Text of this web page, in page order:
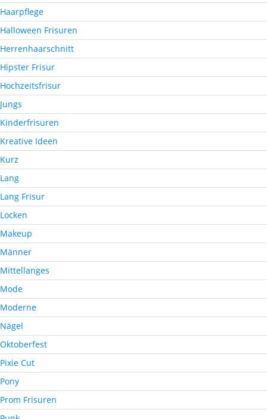
Haarpflege
Halloween Frisuren
Herrenhaarschnitt
Hipster Frisur
Hochzeitsfrisur
Jungs
Kinderfrisuren
Kreative Ideen
Kurz
Lang
Lang Frisur
Locken
Makeup
Männer
Mittellanges
Mode
Moderne
Nägel
Oktoberfest
Pixie Cut
Pony
Prom Frisuren